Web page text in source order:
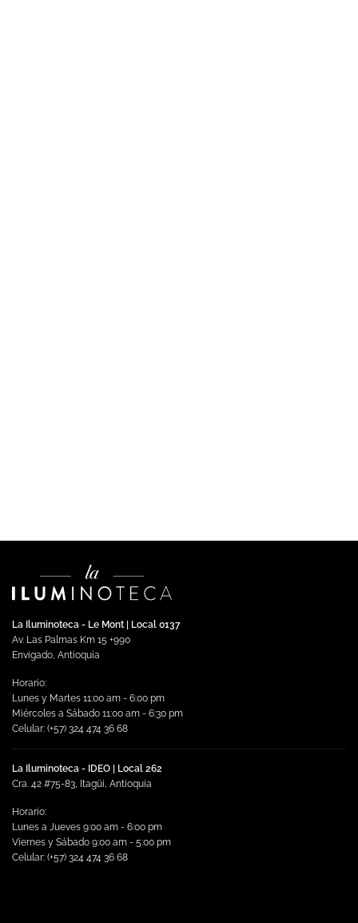
La Iluminoteca - Le Mont | Local 0137
Av. Las Palmas Km 15 +990
Envigado, Antioquia
Horario:
Lunes y Martes 11:00 am - 6:00 pm
Miércoles a Sábado 11:00 am - 6:30 pm
Celular: (+57) 324 474 36 68
La Iluminoteca - IDEO | Local 262
Cra. 42 #75-83, Itagüi, Antioquia
Horario:
Lunes a Jueves 9:00 am - 6:00 pm
Viernes y Sábado 9:00 am - 5:00 pm
Celular: (+57) 324 474 36 68